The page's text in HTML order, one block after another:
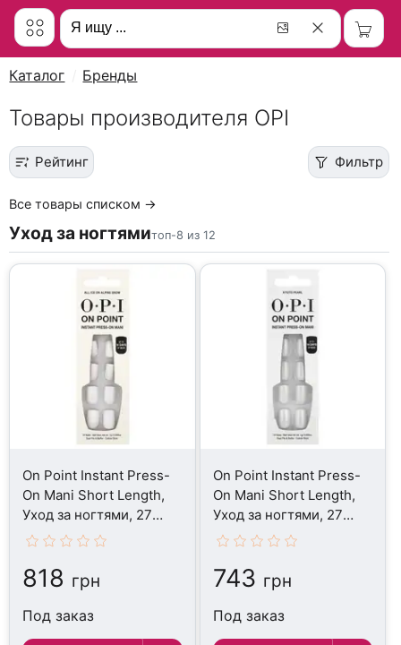
Каталог Бренды
Товары производителя OPI
Рейтинг Фильтр
Все товары списком →
Уход за ногтямитоп-8 из 12
On Point Instant Press-
On Mani Short Length,
Уход за ногтями, 27
Piece Kit
818 грн
Под заказ
On Point Instant Press-
On Mani Short Length,
Уход за ногтями, 27
Piece Kit
743 грн
Под заказ